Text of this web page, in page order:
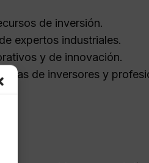
de inversión.
expertos industriales.
y de innovación.
de inversores y